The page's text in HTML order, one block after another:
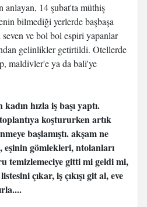
anlayan, 14 şubat'ta müthiş
bilmediği yerlerde başbaşa
ve bol bol espiri yapanlar
gelinlikler getirtildi. Otellerde
maldivler'e ya da bali'ye
hızla iş başı yaptı.
koştururken artık
başlamıştı. akşam ne
eşinin gömlekleri, ntolanları
temizlemeciye gitti mi geldi mi,
çıkar, iş çıkışı git al, eve